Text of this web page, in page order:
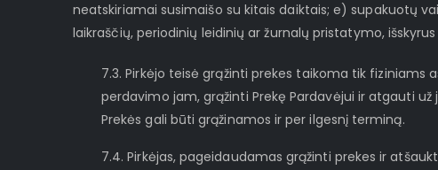
neatskiriamai susimaišo su kitais daiktais; e) supakuotų
laikraščių, periodinių leidinių ar žurnalų pristatymo,
7.3. Pirkėjo teisė grąžinti prekes taikoma tik
perdavimo jam, grąžinti Prekę Pardavėjui ir atgauti
Prekės gali būti grąžinamos ir per ilgesnį terminą.
7.4. Pirkėjas, pageidaudamas grąžinti prekes ir